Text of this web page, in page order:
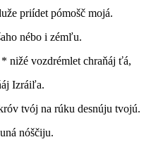
priídet pómošč mojá.
nébo i zémľu.
nižé vozdrémlet chraňáj ťá,
Izráiľa.
tvój na rúku desnúju tvojú.
nóščiju.